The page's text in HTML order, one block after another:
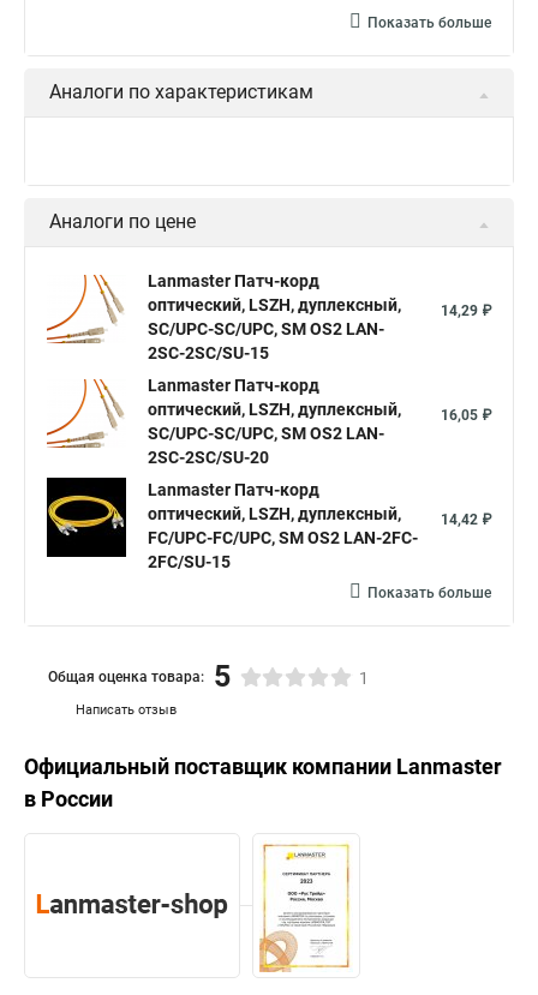
Показать больше
Аналоги по характеристикам
Аналоги по цене
Lanmaster Патч-корд
оптический, LSZH, дуплексный,
SC/UPC-SC/UPC, SM OS2 LAN-
2SC-2SC/SU-15
14,29 ₽
Lanmaster Патч-корд
оптический, LSZH, дуплексный,
SC/UPC-SC/UPC, SM OS2 LAN-
2SC-2SC/SU-20
16,05 ₽
Lanmaster Патч-корд
оптический, LSZH, дуплексный,
FC/UPC-FC/UPC, SM OS2 LAN-2FC-
2FC/SU-15
14,42 ₽
Показать больше
Написать отзыв
Общая оценка товара: 5 1
Официальный поставщик компании Lanmaster
в России